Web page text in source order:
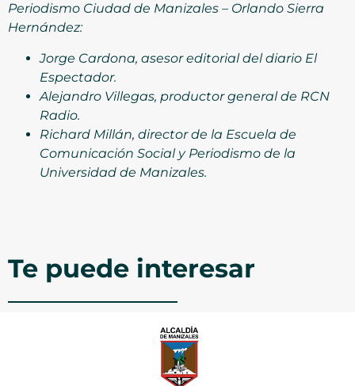
Periodismo Ciudad de Manizales – Orlando Sierra
Hernández:
Jorge Cardona, asesor editorial del diario El
Espectador.
Alejandro Villegas, productor general de RCN
Radio.
Richard Millán, director de la Escuela de
Comunicación Social y Periodismo de la
Universidad de Manizales.
Te puede interesar